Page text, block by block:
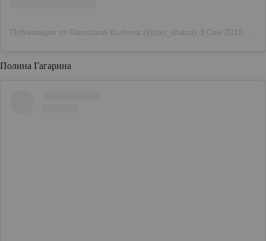
Публикация от Ravshana Kurkova (@rav_shana) 3 Сен 2018 в 10:30 PDT
Полина Гагарина